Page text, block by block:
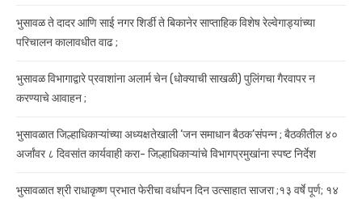
भुसावळ ते दादर आणि साई नगर शिर्डी ते बिकानेर साप्ताहिक विशेष रेल्वेगाड्यांच्या
परिचालन कालावधीत वाढ ;
भुसावळ विभागाद्वारे प्रवाशांना अलार्म चेन (धोक्याची साखळी) पुलिंगचा गैरवापर न
करण्याचे आवाहन ;
भुसावळात जिल्हाधिकाऱ्यांच्या अध्यक्षतेखाली ‘जन समाधान बैठक’संपन्न ; बैठकीतील ४०
अर्जांवर ८ दिवसांत कार्यवाही करा- जिल्हाधिकाऱ्यांचे विभागप्रमुखांना स्पष्ट निर्देश
भुसावळात श्री राधाकृष्ण प्रभात फेरीचा वर्धापन दिन उत्साहात साजरा ;१३ वर्षे पूर्ण; १४